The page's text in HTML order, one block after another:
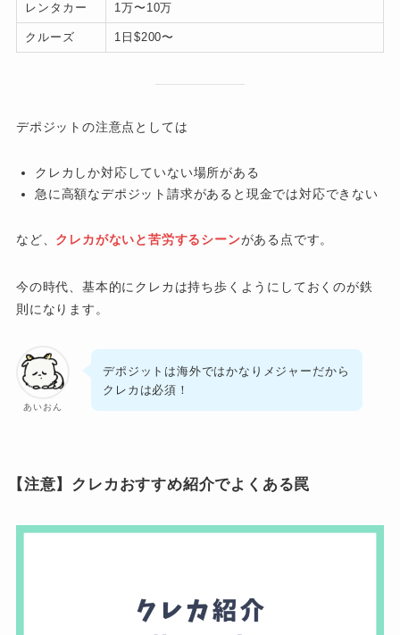
レンタカー 1万〜10万
クルーズ 1日$200〜
デポジットの注意点としては
クレカしか対応していない場所がある
急に高額なデポジット請求があると現金では対応できない
など、 クレカがないと苦労するシーンがある点です。
今の時代、基本的にクレカは持ち歩くようにしておくのが鉄
則になります。
あいおん
デポジットは海外ではかなりメジャーだから
クレカは必須！
【注意】クレカおすすめ紹介でよくある罠